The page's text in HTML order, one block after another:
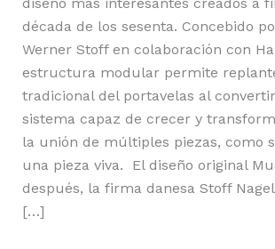
década de los sesenta. Concebido
Werner Stoff en colaboración con
estructura modular permite
tradicional del portavelas al
sistema capaz de crecer y
la unión de múltiples piezas, como
una pieza viva. El diseño original
después, la firma danesa Stoff
[…]